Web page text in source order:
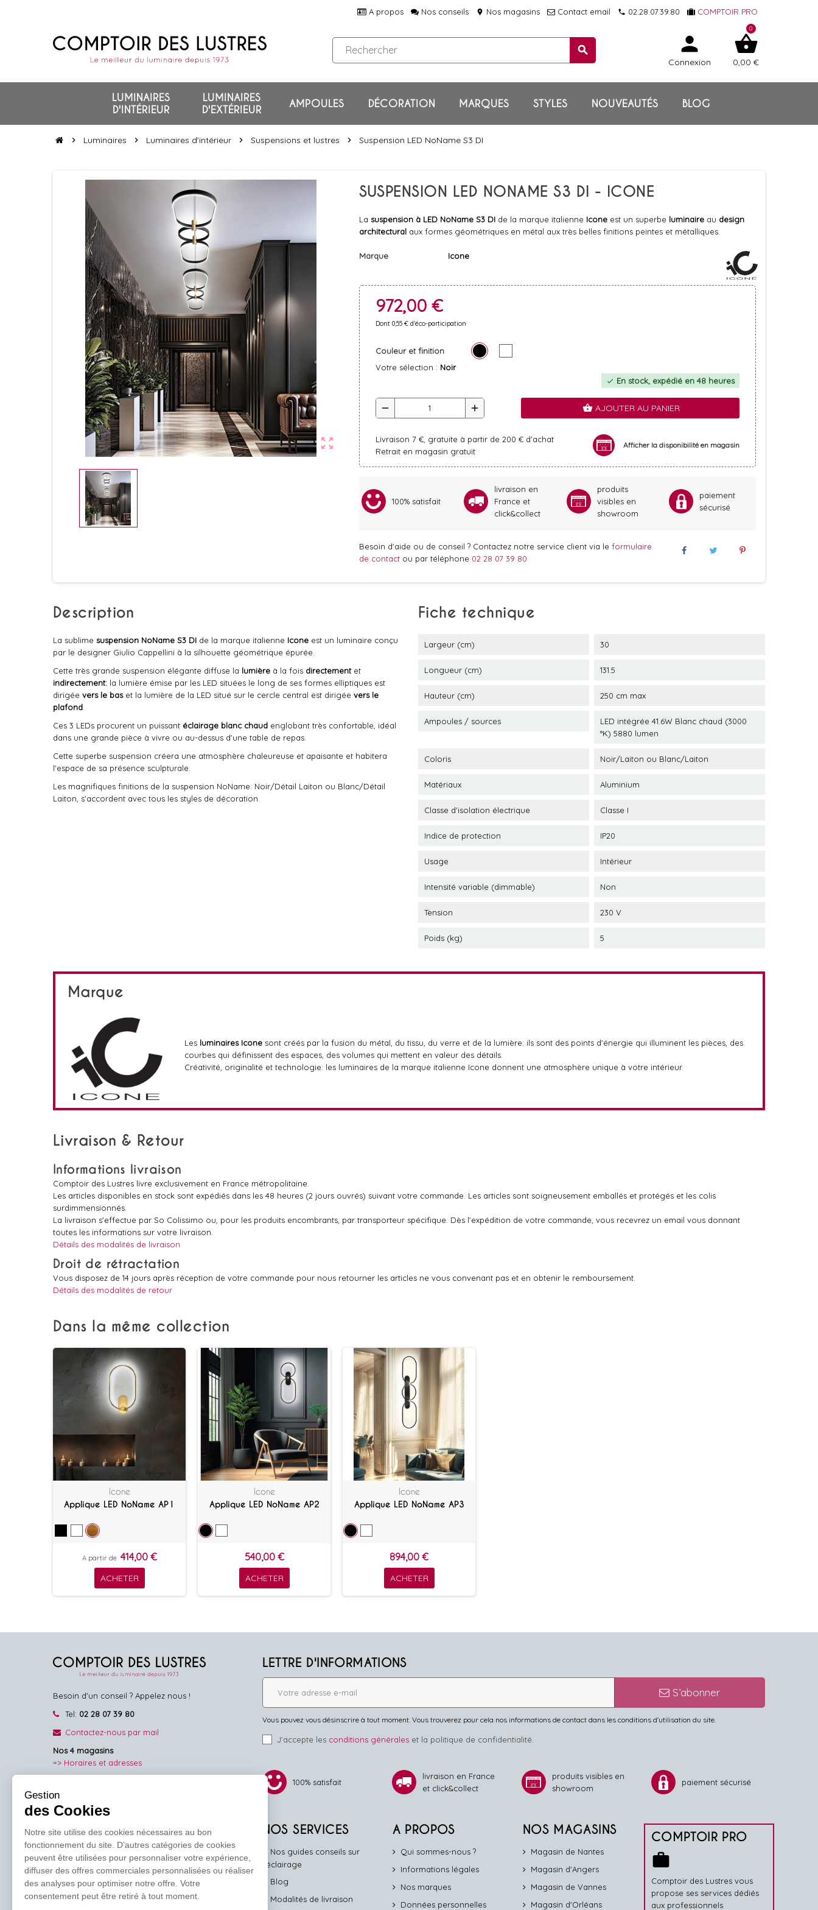
A propos Nos conseils location_on Nos magasins Contact email local_phone 02.28.07.39.80 COMPTOIR PRO
search person
Connexion
shopping_basket
0,00 €
0
LUMINAIRES
D'INTÉRIEUR
LUMINAIRES
D'EXTÉRIEUR
AMPOULES DÉCORATION MARQUES STYLES NOUVEAUTÉS BLOG
chevron_right Luminaires chevron_right Luminaires d'intérieur chevron_right Suspensions et lustres chevron_right Suspension LED NoName S3 DI
zoom_out_map
SUSPENSION LED NONAME S3 DI - ICONE
La suspension à LED NoName S3 DIde la marque italienne Iconeest un superbe luminaire au design
architecturalaux formes géométriques en métal aux très belles finitions peintes et métalliques.
Marque Icone
972,00 €
Dont 0,55 € d'éco-participation
Couleur et finition
Votre sélection : Noir
check En stock, expédié en 48 heures
remove add shopping_basket AJOUTER AU PANIER
Livraison 7 €, gratuite à partir de 200 € d'achat
Retrait en magasin gratuit
Afficher la disponibilité en magasin
100% satisfait
livraison en
France et
click&collect
produits
visibles en
showroom
paiement
sécurisé
Besoin d'aide ou de conseil ? Contactez notre service client via le formulaire
de contact ou par téléphone 02 28 07 39 80
Description
La sublime suspension NoName S3 DI de la marque italienne Icone est un luminaire conçu
par le designer Giulio Cappellini à la silhouette géométrique épurée.
Cette très grande suspension élégante diffuse la lumière à la fois directement et
indirectement: la lumière émise par les LED situées le long de ses formes elliptiques est
dirigée vers le baset la lumière de la LED situé sur le cercle central est dirigée vers le
plafond
Ces 3 LEDs procurent un puissant éclairage blanc chaud englobant très confortable, idéal
dans une grande pièce à vivre ou au-dessus d'une table de repas.
Cette superbe suspension créera une atmosphère chaleureuse et apaisante et habitera
l'espace de sa présence sculpturale.
Les magnifiques finitions de la suspension NoName: Noir/Détail Laiton ou Blanc/Détail
Laiton, s'accordent avec tous les styles de décoration.
Fiche technique
Largeur (cm) 30
Longueur (cm) 131.5
Hauteur (cm) 250 cm max
Ampoules / sources
LED intégrée 41.6W Blanc chaud (3000
°K) 5880 lumen
Coloris Noir/Laiton ou Blanc/Laiton
Matériaux Aluminium
Classe d'isolation électrique Classe I
Indice de protection IP20
Usage Intérieur
Intensité variable (dimmable) Non
Tension 230 V
Poids (kg) 5
Marque
Les luminaires Icone sont créés par la fusion du métal, du tissu, du verre et de la lumière: ils sont des points d'énergie qui illuminent les pièces, des
courbes qui définissent des espaces, des volumes qui mettent en valeur des détails.
Créativité, originalité et technologie: les luminaires de la marque italienne Icone donnent une atmosphère unique à votre intérieur.
Livraison & Retour
Informations livraison
Comptoir des Lustres livre exclusivement en France métropolitaine.
Les articles disponibles en stock sont expédiés dans les 48 heures (2 jours ouvrés) suivant votre commande. Les articles sont soigneusement emballés et protégés et les colis
surdimmensionnés.
La livraison s'effectue par So Colissimo ou, pour les produits encombrants, par transporteur spécifique. Dès l'expédition de votre commande, vous recevrez un email vous donnant
toutes les informations sur votre livraison.
Détails des modalités de livraison
Droit de rétractation
Vous disposez de 14 jours après réception de votre commande pour nous retourner les articles ne vous convenant pas et en obtenir le remboursement.
Détails des modalités de retour
Dans la même collection
Icone
Applique LED NoName AP1
A partir de 414,00 €
ACHETER
Icone
Applique LED NoName AP2
540,00 €
ACHETER
Icone
Applique LED NoName AP3
894,00 €
ACHETER
Besoin d'un conseil ? Appelez nous !
Tel: 02 28 07 39 80
Contactez-nous par mail
Nos 4 magasins
=> Horaires et adresses
NOUS SUIVRE
Facebook
LETTRE D'INFORMATIONS
S’abonner
Vous pouvez vous désinscrire à tout moment. Vous trouverez pour cela nos informations de contact dans les conditions d'utilisation du site.
J'accepte les conditions généraleset la politique de confidentialité.
100% satisfait
livraison en France
et click&collect
produits visibles en
showroom
paiement sécurisé
NOS SERVICES
Nos guides conseils sur
l'éclairage
Blog
Modalités de livraison
A PROPOS
Qui sommes-nous ?
Informations légales
Nos marques
Données personnelles
NOS MAGASINS
Magasin de Nantes
Magasin d'Angers
Magasin de Vannes
Magasin d'Orléans
COMPTOIR PRO
work
Comptoir des Lustres vous
propose ses services dédiés
aux professionnels
Gestion
des Cookies
Notre site utilise des cookies nécessaires au bon
fonctionnement du site. D’autres catégories de cookies
peuvent être utilisées pour personnaliser votre expérience,
diffuser des offres commerciales personnalisées ou réaliser
des analyses pour optimiser notre offre. Votre
consentement peut être retiré à tout moment.